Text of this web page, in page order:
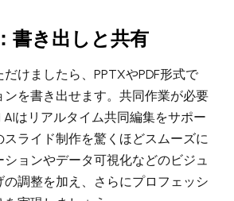
書き出しと共有
けましたら、PPTXやPDF形式で
ンを書き出せます。共同作業が必要
はリアルタイム共同編集をサポー
スライド制作を驚くほどスムーズに
ションやデータ可視化などのビジュ
の調整を加え、さらにプロフェッシ